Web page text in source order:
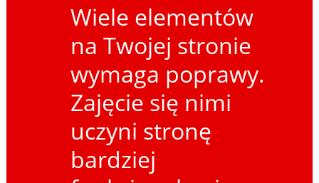
Wiele elementów
na Twojej stronie
wymaga poprawy.
Zajęcie się nimi
uczyni stronę
bardziej